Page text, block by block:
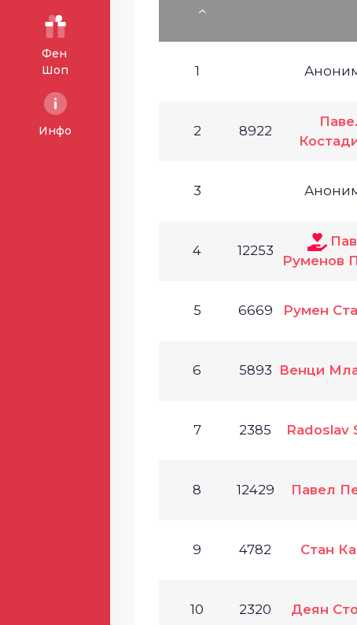
Фен
Шоп
Инфо
1
2 8922
3
4 12253
Руменов
5 6669 Румен
6 5893 Венци
7 2385 Radoslav
8 12429 Павел
9 4782 Стан
10 2320 Деян